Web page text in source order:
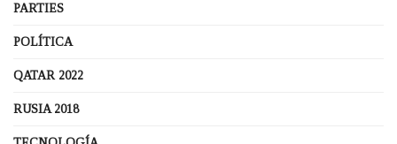
PARTIES
POLÍTICA
QATAR 2022
RUSIA 2018